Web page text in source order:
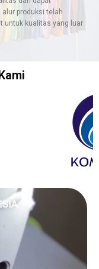
alur produksi telah
untuk kualitas yang luar